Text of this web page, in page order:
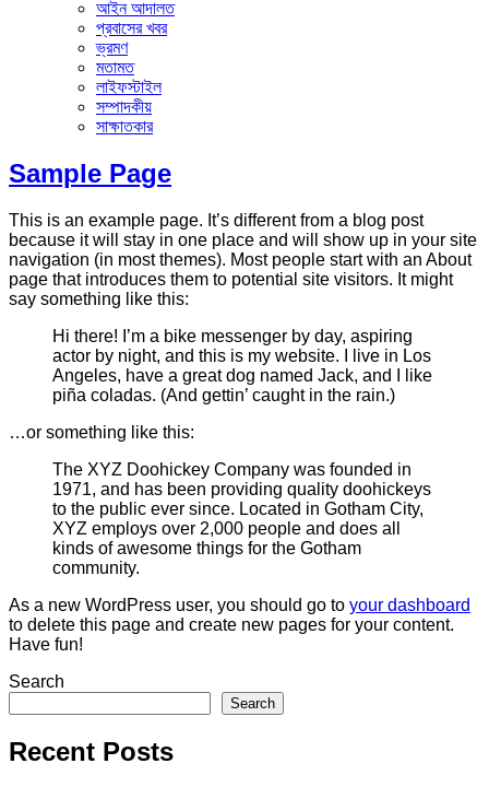
আইন আদালত
প্রবাসের খবর
ভ্রমণ
মতামত
লাইফস্টাইল
সম্পাদকীয়
সাক্ষাতকার
Sample Page
This is an example page. It’s different from a blog post
because it will stay in one place and will show up in your site
navigation (in most themes). Most people start with an About
page that introduces them to potential site visitors. It might
say something like this:
Hi there! I’m a bike messenger by day, aspiring
actor by night, and this is my website. I live in Los
Angeles, have a great dog named Jack, and I like
piña coladas. (And gettin’ caught in the rain.)
…or something like this:
The XYZ Doohickey Company was founded in
1971, and has been providing quality doohickeys
to the public ever since. Located in Gotham City,
XYZ employs over 2,000 people and does all
kinds of awesome things for the Gotham
community.
As a new WordPress user, you should go to your dashboard
to delete this page and create new pages for your content.
Have fun!
Search
Search
Recent Posts